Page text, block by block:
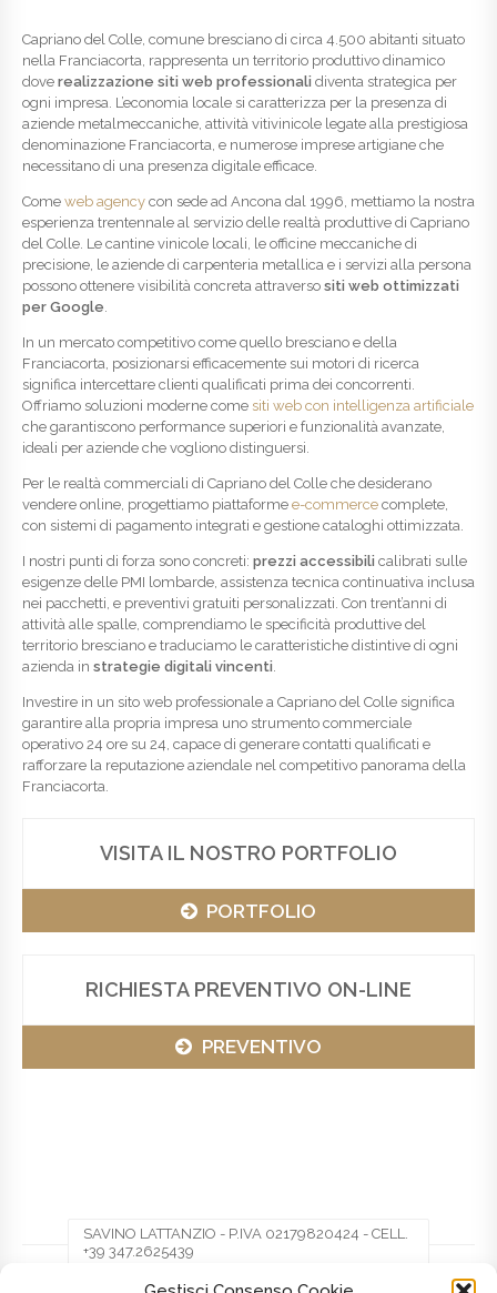
Capriano del Colle, comune bresciano di circa 4.500 abitanti situato
nella Franciacorta, rappresenta un territorio produttivo dinamico
dove realizzazione siti web professionali diventa strategica per
ogni impresa. L’economia locale si caratterizza per la presenza di
aziende metalmeccaniche, attività vitivinicole legate alla prestigiosa
denominazione Franciacorta, e numerose imprese artigiane che
necessitano di una presenza digitale efficace.
Come web agency con sede ad Ancona dal 1996, mettiamo la nostra
esperienza trentennale al servizio delle realtà produttive di Capriano
del Colle. Le cantine vinicole locali, le officine meccaniche di
precisione, le aziende di carpenteria metallica e i servizi alla persona
possono ottenere visibilità concreta attraverso siti web ottimizzati
per Google
In un mercato competitivo come quello bresciano e della
Franciacorta, posizionarsi efficacemente sui motori di ricerca
significa intercettare clienti qualificati prima dei concorrenti.
Offriamo soluzioni moderne come siti web con intelligenza artificiale
che garantiscono performance superiori e funzionalità avanzate,
ideali per aziende che vogliono distinguersi.
Per le realtà commerciali di Capriano del Colle che desiderano
vendere online, progettiamo piattaforme e-commerce complete,
con sistemi di pagamento integrati e gestione cataloghi ottimizzata.
I nostri punti di forza sono concreti: prezzi accessibili calibrati sulle
esigenze delle PMI lombarde, assistenza tecnica continuativa inclusa
nei pacchetti, e preventivi gratuiti personalizzati. Con trent’anni di
attività alle spalle, comprendiamo le specificità produttive del
territorio bresciano e traduciamo le caratteristiche distintive di ogni
azienda in strategie digitali vincenti
Investire in un sito web professionale a Capriano del Colle significa
garantire alla propria impresa uno strumento commerciale
operativo 24 ore su 24, capace di generare contatti qualificati e
rafforzare la reputazione aziendale nel competitivo panorama della
Franciacorta.
VISITA IL NOSTRO PORTFOLIO
PORTFOLIO
RICHIESTA PREVENTIVO ON-LINE
PREVENTIVO
SAVINO LATTANZIO - P.IVA 02179820424 - CELL.
+39 347.2625439